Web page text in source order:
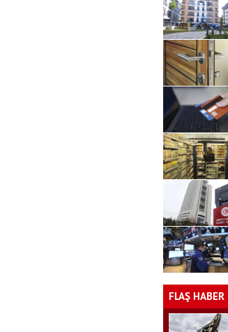
FLAŞ HABER